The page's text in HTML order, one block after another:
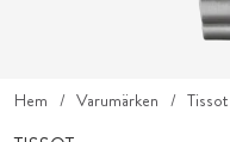
Hem Varumärken Tissot